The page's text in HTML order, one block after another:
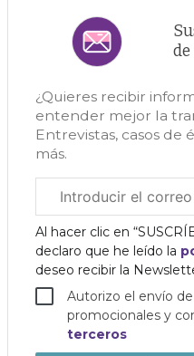
¿Quieres recibir
entender mejor la
Entrevistas, casos de
más.
electrónico
corporativo
Al hacer clic en
declaro que he leído la
deseo recibir la
Autorizo el envío
promocionales y
terceros